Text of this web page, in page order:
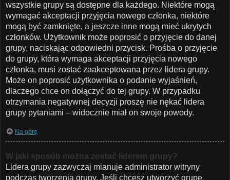
wszystkie grupy są dostępne dla każdego. Niektóre mogą
wymagać akceptacji przyjęcia nowego członka, niektóre
mogą być zamknięte, a jeszcze inne mogą mieć ukrytych
członków. Użytkownik może poprosić o przyjęcie do danej
grupy, naciskając odpowiedni przycisk. Prośba o przyjęcie
do grupy, która wymaga akceptacji przyjęcia nowego
członka, musi zostać zaakceptowana przez lidera grupy.
Może on poprosić użytkownika o podanie wyjaśnień,
dlaczego chce on dołączyć do tej grupy. W przypadku
otrzymania negatywnej decyzji proszę nie nękać lidera
grupy pytaniami – widocznie miał on swoje powody.
Na górę
W jaki sposób można zostać liderem grupy?
Lidera grupy zazwyczaj mianuje administrator witryny
podczas tworzenia grupy. Jeśli chcesz utworzyć grupę